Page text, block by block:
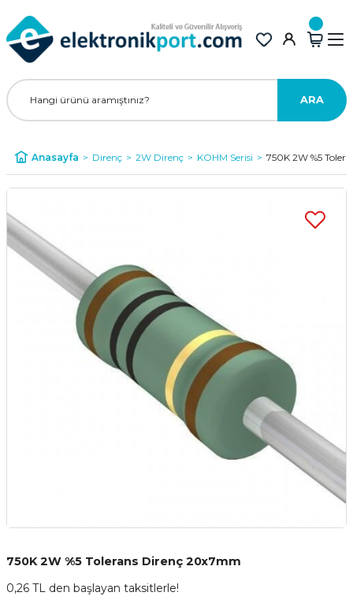
ARA
Anasayfa Direnç 2W Direnç KOHM Serisi 750K 2W %5
750K 2W %5 Tolerans Direnç 20x7mm
0,26 TL den başlayan taksitlerle!